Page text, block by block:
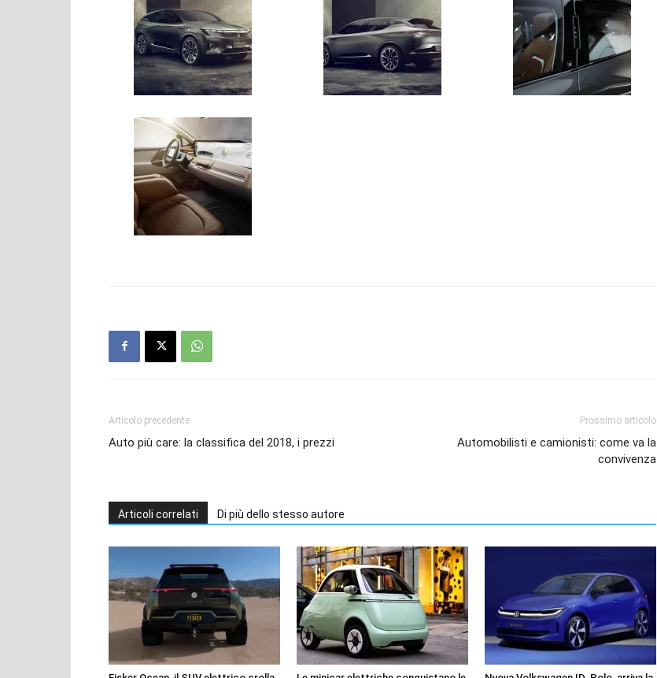
Articolo precedente
Auto più care: la classifica del 2018, i prezzi
Prossimo articolo
Automobilisti e camionisti: come va la
convivenza
Articoli correlati Di più dello stesso autore